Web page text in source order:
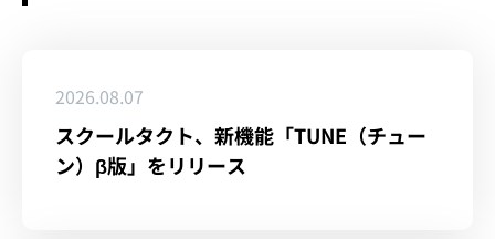
2026.08.07
スクールタクト、新機能「TUNE（チュー
ン）β版」をリリース